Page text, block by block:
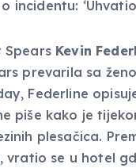
Spears Kevin
prevarila sa
Federline
piše kako je
plesačica.
vratio se u hotel